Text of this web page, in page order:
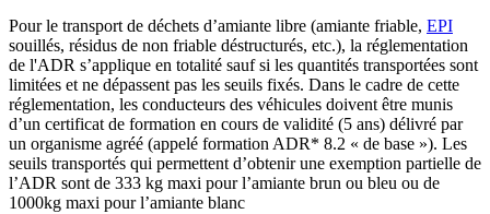
Pour le transport de déchets d’amiante libre (amiante friable, EPI
souillés, résidus de non friable déstructurés, etc.), la réglementation
de l'ADR s’applique en totalité sauf si les quantités transportées sont
limitées et ne dépassent pas les seuils fixés. Dans le cadre de cette
réglementation, les conducteurs des véhicules doivent être munis
d’un certificat de formation en cours de validité (5 ans) délivré par
un organisme agréé (appelé formation ADR* 8.2 « de base »). Les
seuils transportés qui permettent d’obtenir une exemption partielle de
l’ADR sont de 333 kg maxi pour l’amiante brun ou bleu ou de
1000kg maxi pour l’amiante blanc